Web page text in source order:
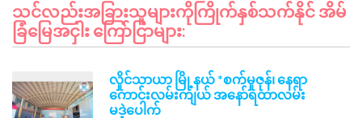
သင်လည်းအခြားသူများကိုကြိုက်နှစ်သက်နိုင် အိမ်
ခြံမြေအငှါး ကြော်ငြာများ:
လှိုင်သာယာ မြို့နယ် *စက်မှုဇုန်၊ နေရာ
ကောင်းလမ်းကျယ် အနော်ရထာလမ်း
မဒဲ့ပေါက်